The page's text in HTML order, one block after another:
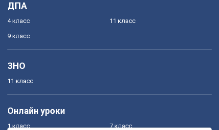
ДПА
4 класс
9 класс
11 класс
ЗНО
11 класс
Онлайн уроки
1 класс 7 класс